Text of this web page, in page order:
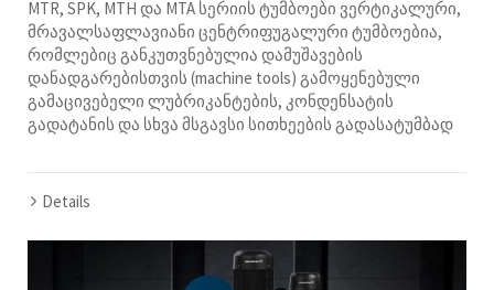
MTR, SPK, MTH და MTA სერიის ტუმბოები ვერტიკალური,
მრავალსაფლავიანი ცენტრიფუგალური ტუმბოებია,
რომლებიც განკუთვნებულია დამუშავების
დანადგარებისთვის (machine tools) გამოყენებული
გამაცივებელი ლუბრიკანტების, კონდენსატის
გადატანის და სხვა მსგავსი სითხეების გადასატუმბად
Details